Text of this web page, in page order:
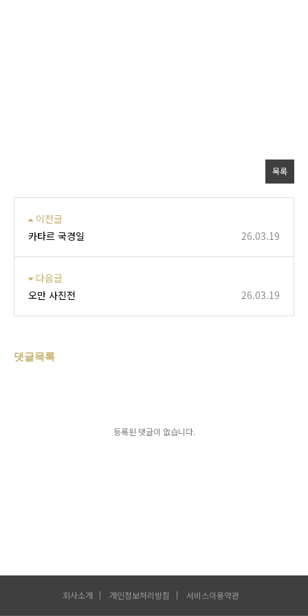
목록
이전글
카타르 국경일
26.03.19
다음글
오만 사진전
26.03.19
댓글목록
등록된 댓글이 없습니다.
회사소개 개인정보처리방침 서비스이용약관